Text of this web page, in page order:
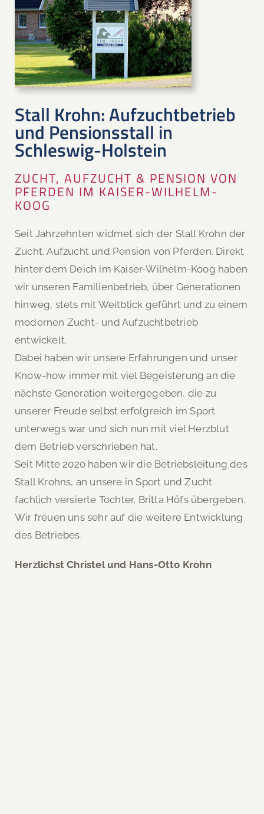
Stall Krohn: Aufzuchtbetrieb
und Pensionsstall in
Schleswig-Holstein
ZUCHT, AUFZUCHT & PENSION VON
PFERDEN IM KAISER-WILHELM-
KOOG
Seit Jahrzehnten widmet sich der Stall Krohn der
Zucht, Aufzucht und Pension von Pferden. Direkt
hinter dem Deich im Kaiser-Wilhelm-Koog haben
wir unseren Familienbetrieb, über Generationen
hinweg, stets mit Weitblick geführt und zu einem
modernen Zucht- und Aufzuchtbetrieb
entwickelt.
Dabei haben wir unsere Erfahrungen und unser
Know-how immer mit viel Begeisterung an die
nächste Generation weitergegeben, die zu
unserer Freude selbst erfolgreich im Sport
unterwegs war und sich nun mit viel Herzblut
dem Betrieb verschrieben hat.
Seit Mitte 2020 haben wir die Betriebsleitung des
Stall Krohns, an unsere in Sport und Zucht
fachlich versierte Tochter, Britta Höfs übergeben.
Wir freuen uns sehr auf die weitere Entwicklung
des Betriebes.
Herzlichst Christel und Hans-Otto Krohn